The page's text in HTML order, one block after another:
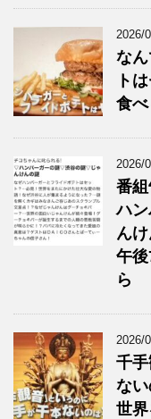
2026/
な
ト
食
2026/
番
ハ
ん
午
ら
2026/
千
な
世